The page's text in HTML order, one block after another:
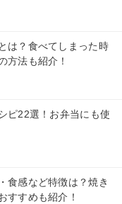
は？食べてしまった時
方法も紹介！
ピ22選！お弁当にも使
食感など特徴は？焼き
すすめも紹介！